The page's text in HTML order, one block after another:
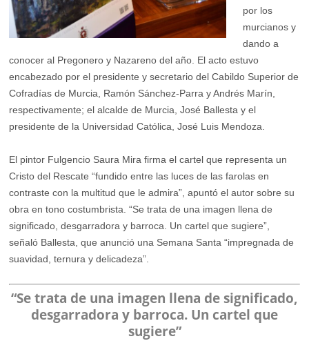
por los
murcianos y
dando a
conocer al Pregonero y Nazareno del año. El acto estuvo
encabezado por el presidente y secretario del Cabildo Superior de
Cofradías de Murcia, Ramón Sánchez-Parra y Andrés Marín,
respectivamente; el alcalde de Murcia, José Ballesta y el
presidente de la Universidad Católica, José Luis Mendoza.
El pintor Fulgencio Saura Mira firma el cartel que representa un
Cristo del Rescate “fundido entre las luces de las farolas en
contraste con la multitud que le admira”, apuntó el autor sobre su
obra en tono costumbrista. “Se trata de una imagen llena de
significado, desgarradora y barroca. Un cartel que sugiere”,
señaló Ballesta, que anunció una Semana Santa “impregnada de
suavidad, ternura y delicadeza”.
“Se trata de una imagen llena de significado,
desgarradora y barroca. Un cartel que
sugiere”